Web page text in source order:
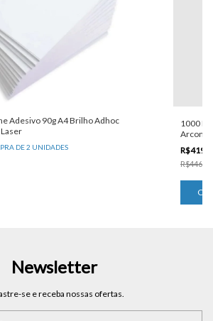
Adesivo 90g A4 Brilho Adhoc
DE 2 UNIDADES
1000
R$446,00
Newsletter
se e receba nossas ofertas.